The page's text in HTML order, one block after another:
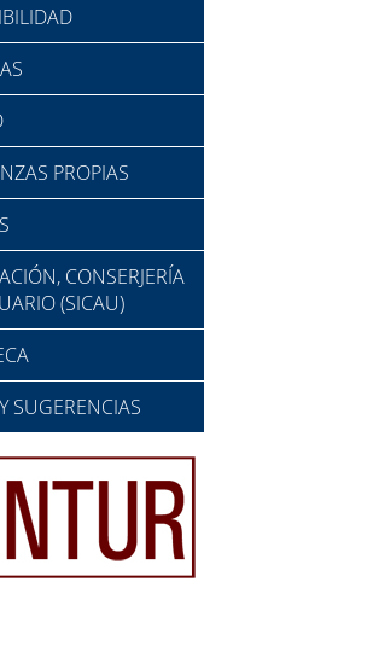
PROPIAS
CONSERJERÍA
(SICAU)
SUGERENCIAS